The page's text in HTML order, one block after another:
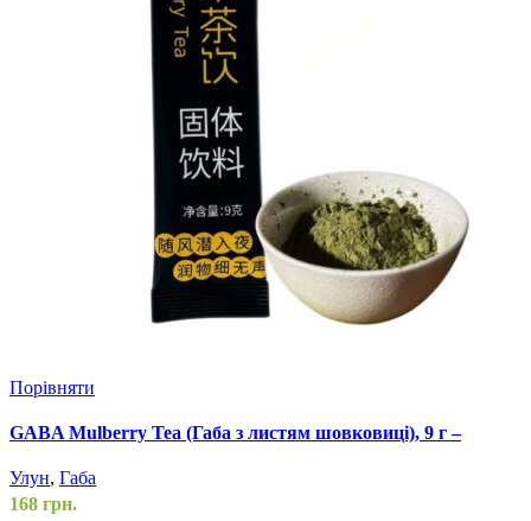
Порівняти
GABA Mulberry Tea (Габа з листям шовковиці), 9 г –
Улун, Габа
168 грн.